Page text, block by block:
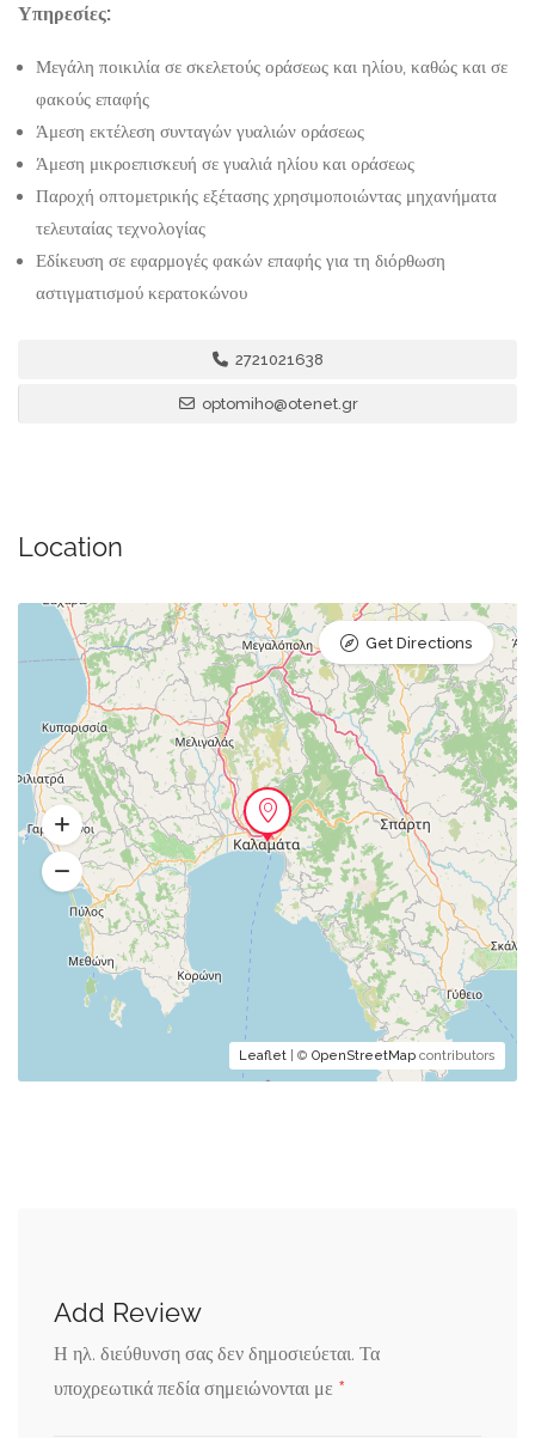
Υπηρεσίες:
Μεγάλη ποικιλία σε σκελετούς οράσεως και ηλίου, καθώς και σε
φακούς επαφής
Άμεση εκτέλεση συνταγών γυαλιών οράσεως
Άμεση μικροεπισκευή σε γυαλιά ηλίου και οράσεως
Παροχή οπτομετρικής εξέτασης χρησιμοποιώντας μηχανήματα
τελευταίας τεχνολογίας
Εδίκευση σε εφαρμογές φακών επαφής για τη διόρθωση
αστιγματισμού κερατοκώνου
2721021638
optomiho@otenet.gr
Location
Leaflet | © OpenStreetMap contributors
Get Directions
Add Review
Η ηλ. διεύθυνση σας δεν δημοσιεύεται. Τα
υποχρεωτικά πεδία σημειώνονται με *